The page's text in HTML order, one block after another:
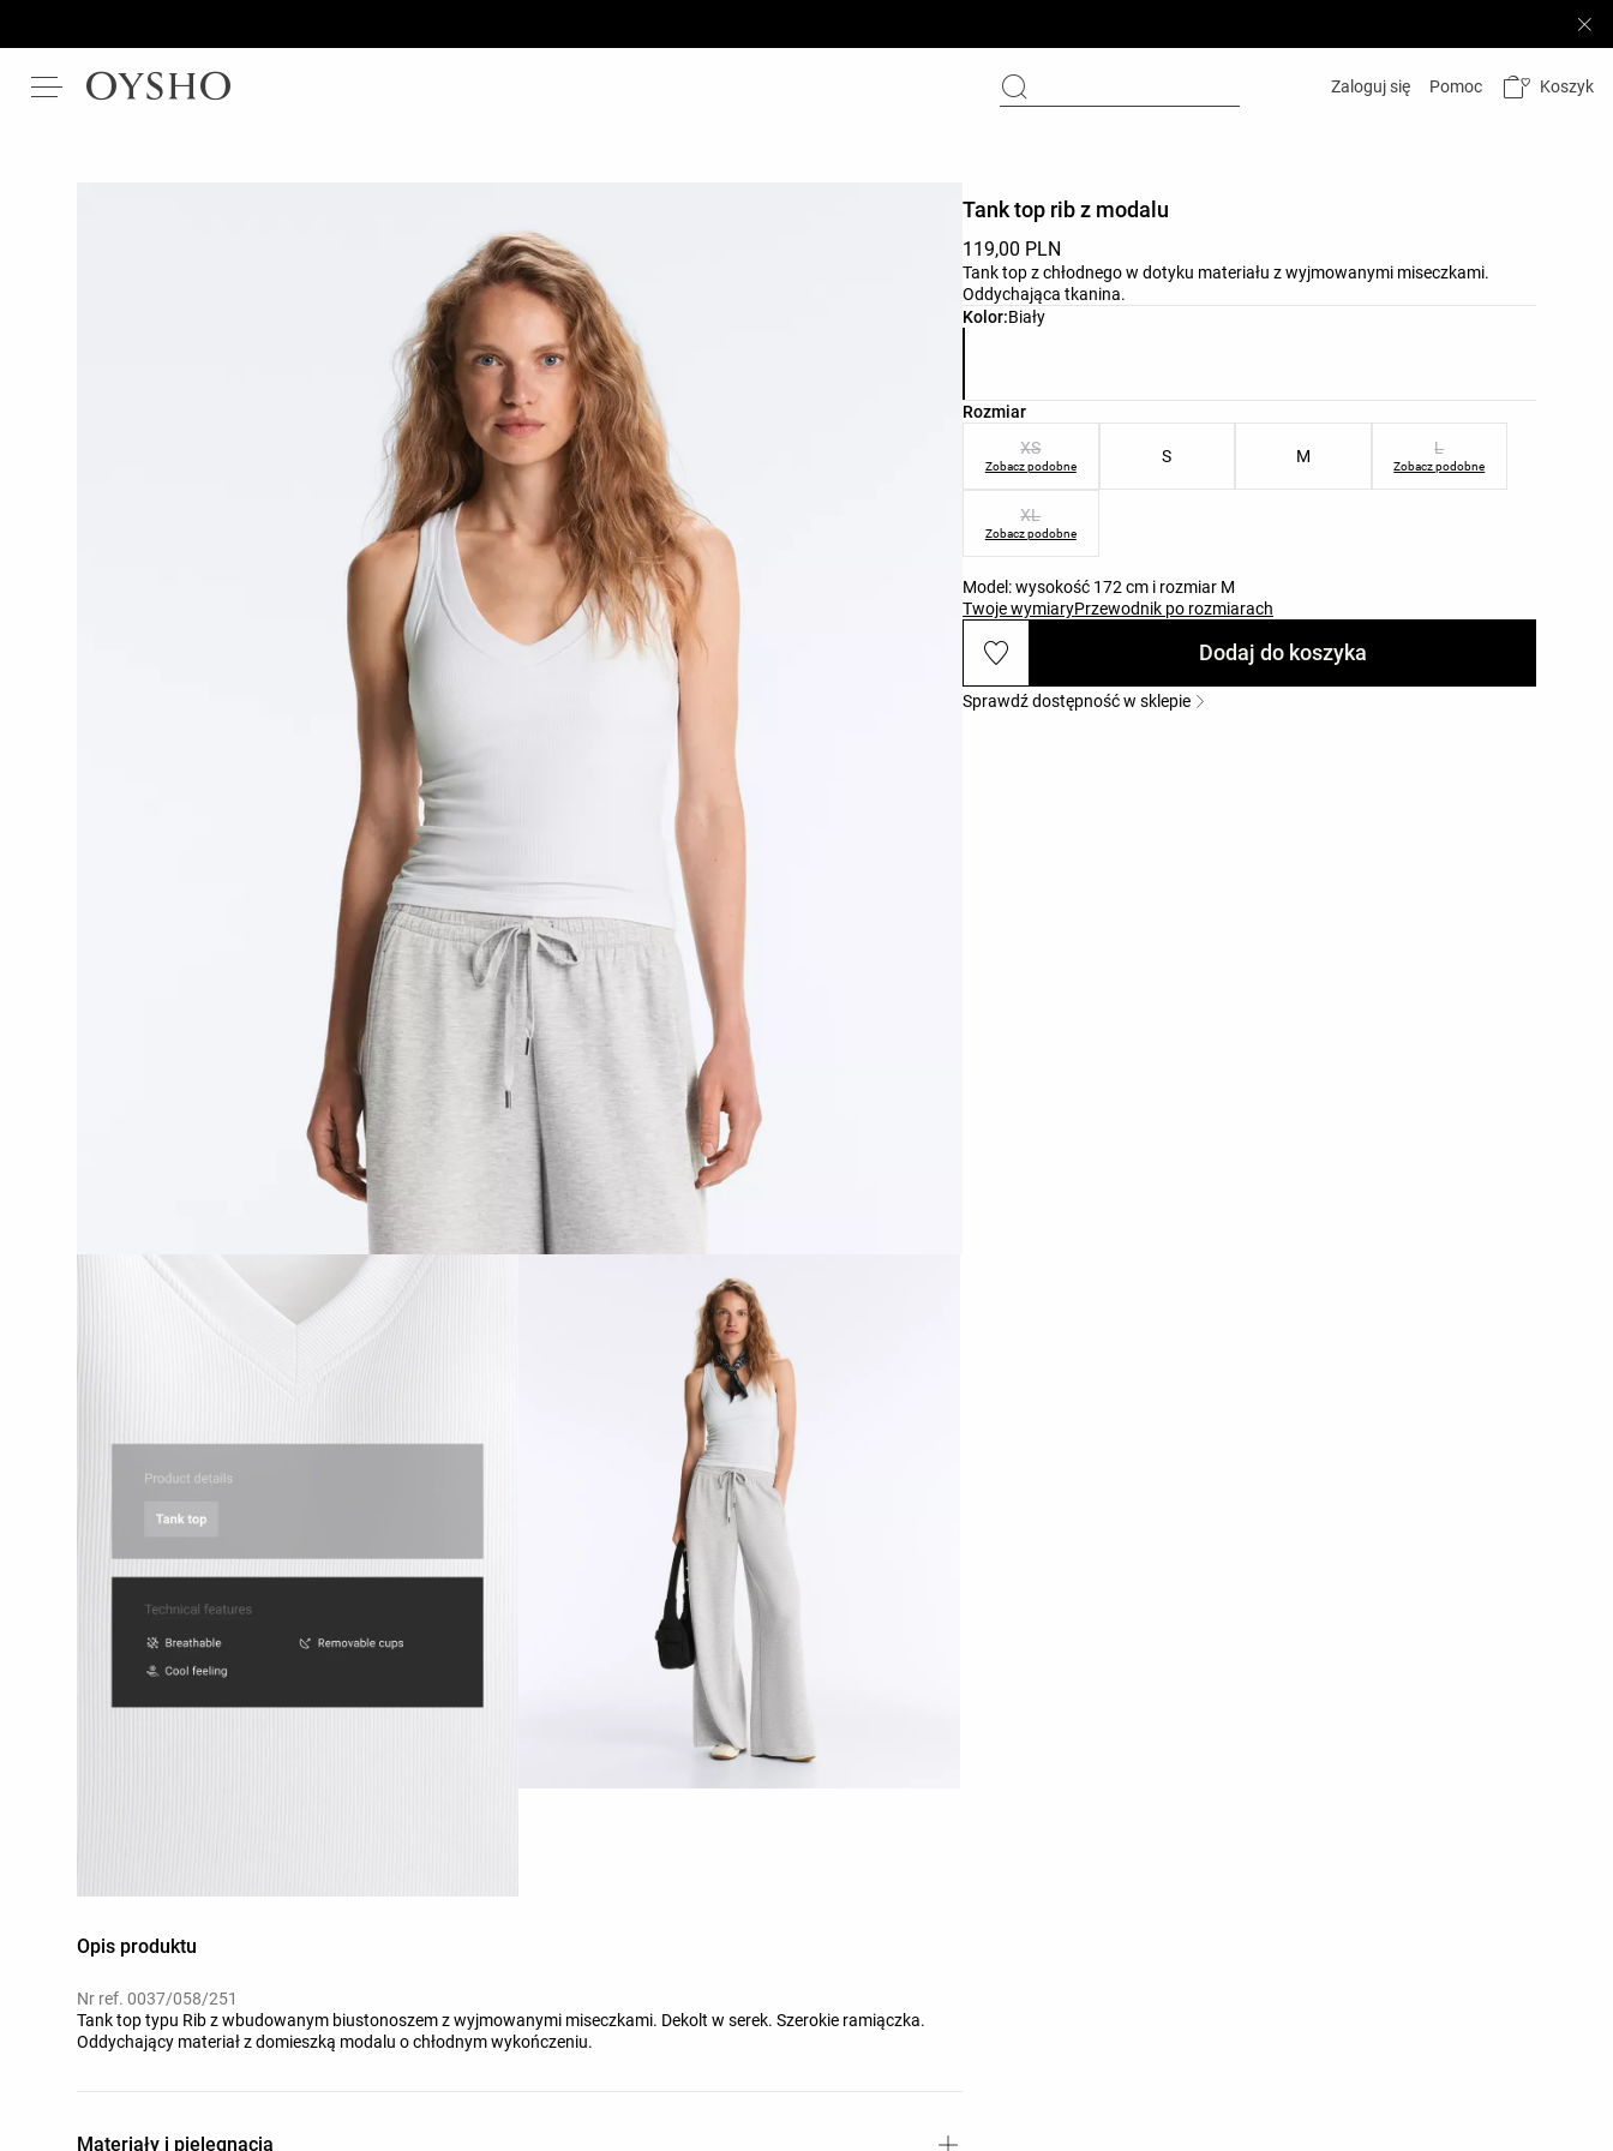
Zaloguj się Pomoc Koszyk
Opis produktu
Nr ref. 0037/058/251
Tank top typu Rib z wbudowanym biustonoszem z wyjmowanymi miseczkami. Dekolt w serek. Szerokie ramiączka.
Oddychający materiał z domieszką modalu o chłodnym wykończeniu.
Materiały i pielęgnacja
Kolor:Biały
Lista kolorów produktu
Tank top rib z modalu
119,00 PLN
Tank top z chłodnego w dotyku materiału z wyjmowanymi miseczkami.
Oddychająca tkanina.
Rozmiar
Lista rozmiarów produktu
XS
Zobacz podobne
S M L
Zobacz podobne
XL
Zobacz podobne
Model: wysokość 172 cm i rozmiar M
Twoje wymiaryPrzewodnik po rozmiarach
Dodaj do koszyka
Sprawdź dostępność w sklepie